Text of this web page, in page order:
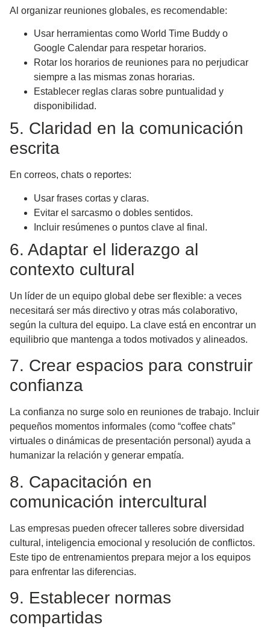
Al organizar reuniones globales, es recomendable:
Usar herramientas como World Time Buddy o
Google Calendar para respetar horarios.
Rotar los horarios de reuniones para no perjudicar
siempre a las mismas zonas horarias.
Establecer reglas claras sobre puntualidad y
disponibilidad.
5. Claridad en la comunicación
escrita
En correos, chats o reportes:
Usar frases cortas y claras.
Evitar el sarcasmo o dobles sentidos.
Incluir resúmenes o puntos clave al final.
6. Adaptar el liderazgo al
contexto cultural
Un líder de un equipo global debe ser flexible: a veces
necesitará ser más directivo y otras más colaborativo,
según la cultura del equipo. La clave está en encontrar un
equilibrio que mantenga a todos motivados y alineados.
7. Crear espacios para construir
confianza
La confianza no surge solo en reuniones de trabajo. Incluir
pequeños momentos informales (como “coffee chats”
virtuales o dinámicas de presentación personal) ayuda a
humanizar la relación y generar empatía.
8. Capacitación en
comunicación intercultural
Las empresas pueden ofrecer talleres sobre diversidad
cultural, inteligencia emocional y resolución de conflictos.
Este tipo de entrenamientos prepara mejor a los equipos
para enfrentar las diferencias.
9. Establecer normas
compartidas